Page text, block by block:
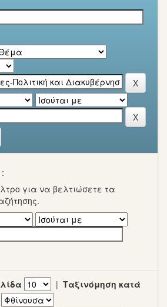
για να βελτιώσετε τα
| Ταξινόμηση κατά